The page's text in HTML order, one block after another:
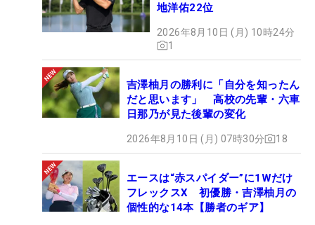
地洋佑22位
2026年8月10日 (月) 10時24分
1
吉澤柚月の勝利に「自分を知ったん
だと思います」 高校の先輩・六車
日那乃が見た後輩の変化
2026年8月10日 (月) 07時30分 18
エースは“赤スパイダー”に1Wだけ
フレックスX 初優勝・吉澤柚月の
個性的な14本【勝者のギア】